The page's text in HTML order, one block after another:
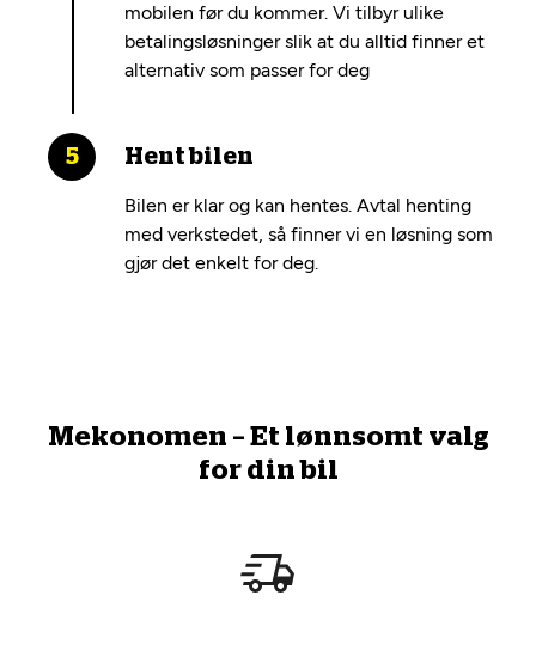
mobilen før du kommer. Vi tilbyr ulike
betalingsløsninger slik at du alltid finner et
alternativ som passer for deg
Hent bilen
Bilen er klar og kan hentes. Avtal henting
med verkstedet, så finner vi en løsning som
gjør det enkelt for deg.
Mekonomen – Et lønnsomt valg
for din bil